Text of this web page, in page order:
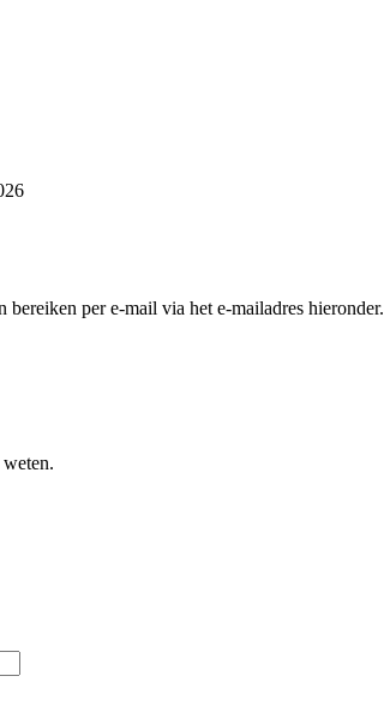
per e-mail via het e-mailadres hieronder.